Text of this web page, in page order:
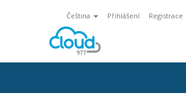
Čeština Přihlášení Registrace